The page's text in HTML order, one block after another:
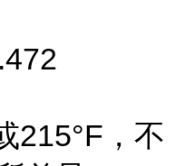
215°F，不